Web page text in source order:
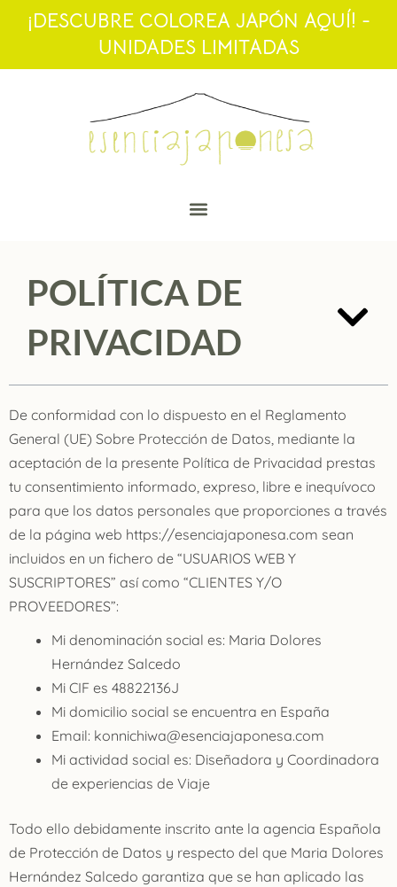
POLÍTICA DE
PRIVACIDAD
De conformidad con lo dispuesto en el Reglamento
General (UE) Sobre Protección de Datos, mediante la
aceptación de la presente Política de Privacidad prestas
tu consentimiento informado, expreso, libre e inequívoco
para que los datos personales que proporciones a través
de la página web https://esenciajaponesa.com sean
incluidos en un fichero de “USUARIOS WEB Y
SUSCRIPTORES” así como “CLIENTES Y/O
PROVEEDORES”:
Mi denominación social es: Maria Dolores
Hernández Salcedo
Mi CIF es 48822136J
Mi domicilio social se encuentra en España
Email: konnichiwa@esenciajaponesa.com
Mi actividad social es: Diseñadora y Coordinadora
de experiencias de Viaje
Todo ello debidamente inscrito ante la agencia Española
de Protección de Datos y respecto del que Maria Dolores
Hernández Salcedo garantiza que se han aplicado las
¡DESCUBRE COLOREA JAPÓN AQUÍ! -
UNIDADES LIMITADAS